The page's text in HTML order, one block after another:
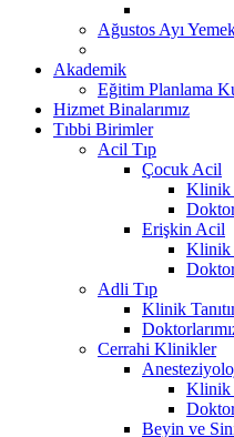
Ağustos Ayı
Akademik
Eğitim Planlama
Hizmet Binalarımız
Tıbbi Birimler
Acil Tıp
Çocuk Acil
Klinik
Erişkin Acil
Klinik
Adli Tıp
Klinik
Cerrahi Klinikler
Klinik
Beyin ve